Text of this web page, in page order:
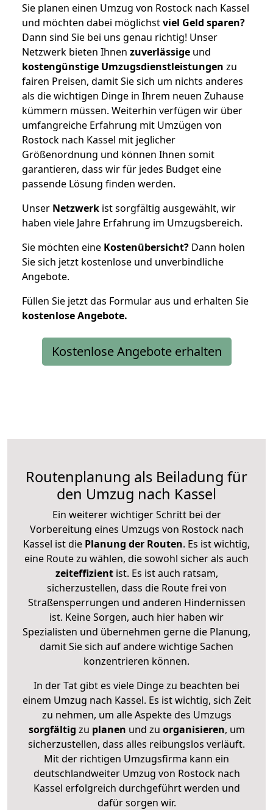
Sie planen einen Umzug von Rostock nach Kassel
und möchten dabei möglichstviel Geld sparen?
Dann sind Sie bei uns genau richtig! Unser
Netzwerk bieten Ihnen zuverlässige und
kostengünstige Umzugsdienstleistungen zu
fairen Preisen, damit Sie sich um nichts anderes
als die wichtigen Dinge in Ihrem neuen Zuhause
kümmern müssen. Weiterhin verfügen wir über
umfangreiche Erfahrung mit Umzügen von
Rostock nach Kassel mit jeglicher
Größenordnung und können Ihnen somit
garantieren, dass wir für jedes Budget eine
passende Lösung finden werden.
Unser Netzwerk ist sorgfältig ausgewählt, wir
haben viele Jahre Erfahrung im Umzugsbereich.
Sie möchten eine Kostenübersicht? Dann holen
Sie sich jetzt kostenlose und unverbindliche
Angebote.
Füllen Sie jetzt das Formular aus und erhalten Sie
kostenloseAngebote.
Kostenlose Angebote erhalten
Routenplanung als Beiladung für
den Umzug nach Kassel
Ein weiterer wichtiger Schritt bei der
Vorbereitung eines Umzugs von Rostock nach
Kassel ist die Planung der Routen. Es ist wichtig,
eine Route zu wählen, die sowohl sicher als auch
zeiteffizientist. Es ist auch ratsam,
sicherzustellen, dass die Route frei von
Straßensperrungen und anderen Hindernissen
ist. Keine Sorgen, auch hier haben wir
Spezialisten und übernehmen gerne die Planung,
damit Sie sich auf andere wichtige Sachen
konzentrieren können.
In der Tat gibt es viele Dinge zu beachten bei
einem Umzug nach Kassel. Es ist wichtig, sich Zeit
zu nehmen, um alle Aspekte des Umzugs
sorgfältig zu planen und zu organisieren, um
sicherzustellen, dass alles reibungslos verläuft.
Mit der richtigen Umzugsfirma kann ein
deutschlandweiter Umzug von Rostock nach
Kassel erfolgreich durchgeführt werden und
dafür sorgen wir.